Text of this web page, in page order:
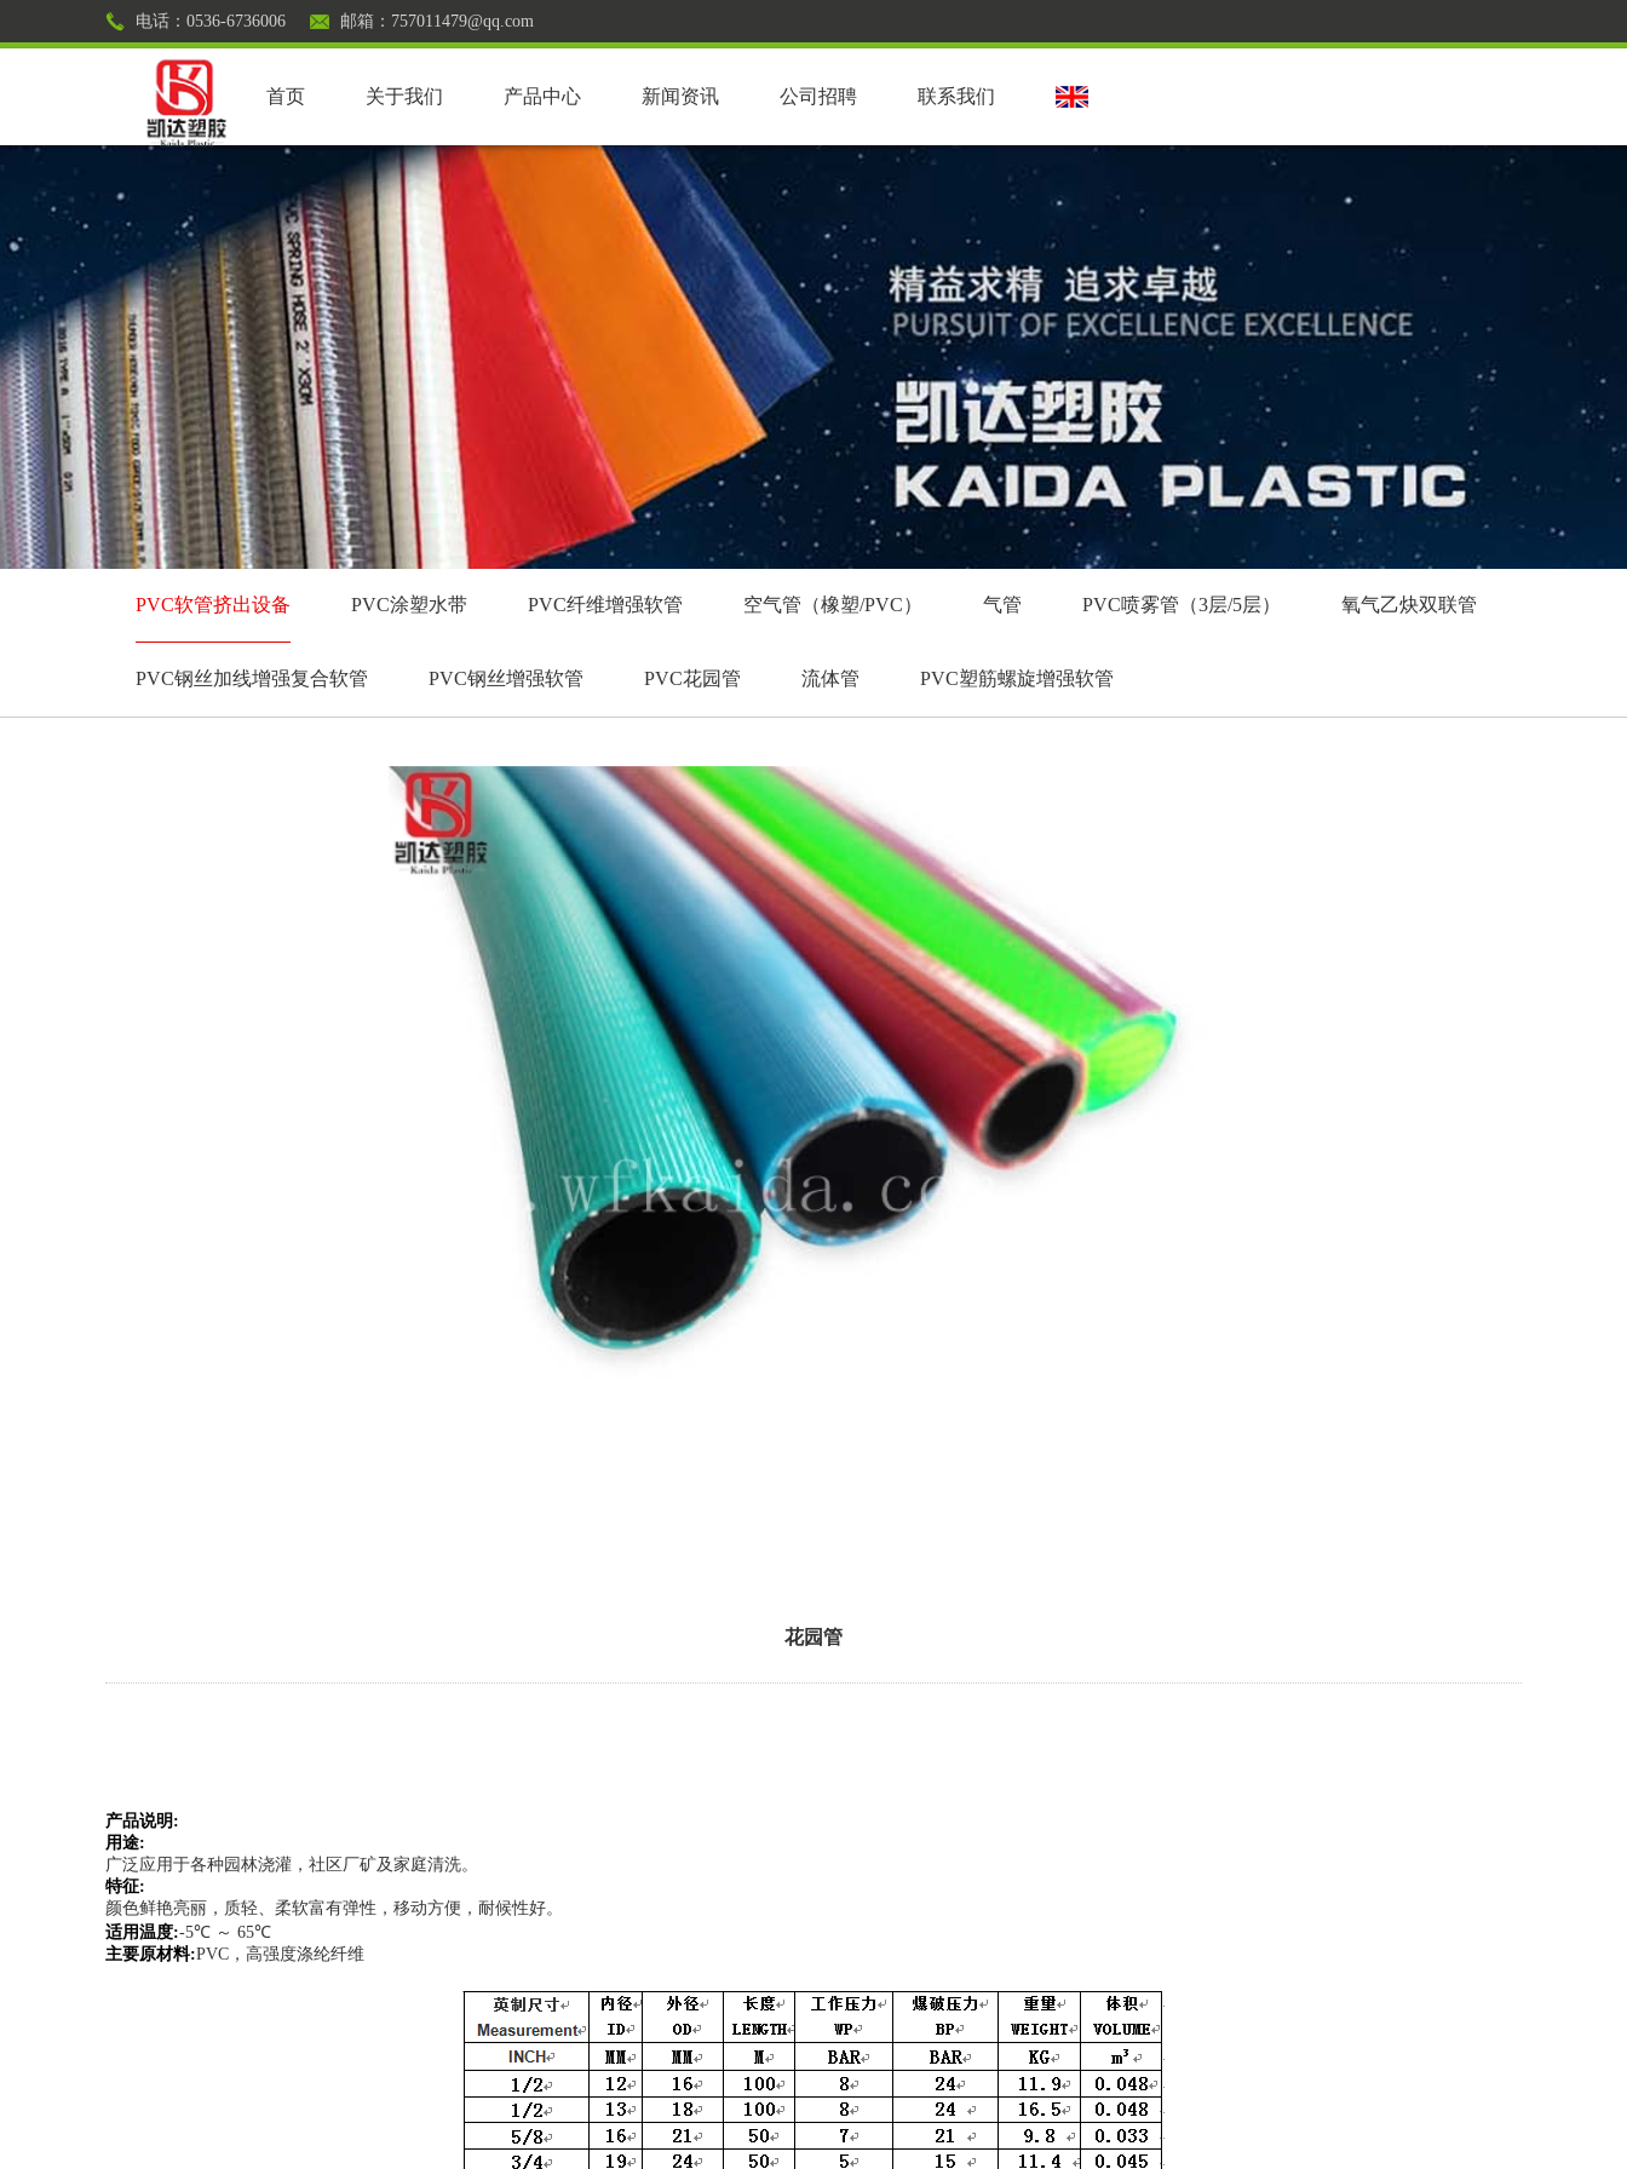
电话：0536-6736006 邮箱：757011479@qq.com
首页 关于我们 产品中心 新闻资讯 公司招聘 联系我们
PVC软管挤出设备 PVC涂塑水带 PVC纤维增强软管 空气管（橡塑/PVC） 气管 PVC喷雾管（3层/5层） 氧气乙炔双联管
PVC钢丝加线增强复合软管 PVC钢丝增强软管 PVC花园管 流体管 PVC塑筋螺旋增强软管
花园管
产品说明 :
用途:
广泛应用于各种园林浇灌，社区厂矿及家庭清洗。
特征:
颜色鲜艳亮丽，质轻、柔软富有弹性，移动方便，耐候性好。
适用温度:-5℃ ～ 65℃
主要原材料:PVC，高强度涤纶纤维